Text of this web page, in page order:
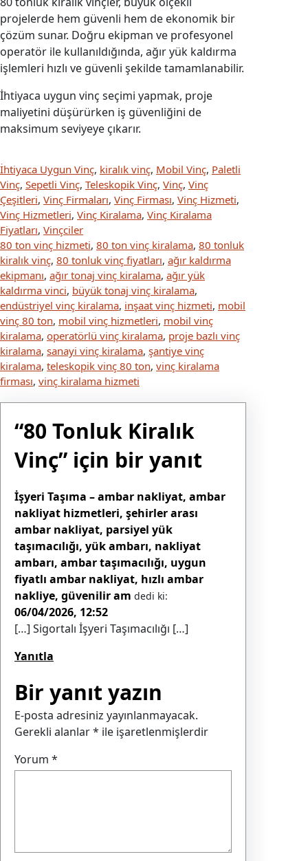
projelerde hem güvenli hem de ekonomik bir
çözüm sunar. Doğru ekipman ve profesyonel
operatör ile kullanıldığında, ağır yük kaldırma
işlemleri hızlı ve güvenli şekilde tamamlanabilir.
İhtiyaca uygun vinç seçimi yapmak, proje
maliyetini düşürürken iş güvenliğini de
maksimum seviyeye çıkarır.
İhtiyaca Uygun Vinç, kiralık vinç, Mobil Vinç, Paletli
Vinç, Sepetli Vinç, Teleskopik Vinç, Vinç, Vinç
Çeşitleri, Vinç Firmaları, Vinç Firması, Vinç Hizmeti
Vinç Hizmetleri, Vinç Kiralama, Vinç Kiralama
Fiyatları, Vinçciler
80 ton vinç hizmeti, 80 ton vinç kiralama, 80 tonluk
kiralık vinç, 80 tonluk vinç fiyatları, ağır kaldırma
ekipmanı, ağır tonaj vinç kiralama, ağır yük
kaldırma vinci, büyük tonaj vinç kiralama
endüstriyel vinç kiralama, inşaat vinç hizmeti, mobil
vinç 80 ton, mobil vinç hizmetleri, mobil vinç
kiralama, operatörlü vinç kiralama, proje bazlı vinç
kiralama, sanayi vinç kiralama, şantiye vinç
kiralama, teleskopik vinç 80 ton, vinç kiralama
firması, vinç kiralama hizmeti
“80 Tonluk Kiralık
Vinç” için bir yanıt
İşyeri Taşıma – ambar nakliyat, ambar
nakliyat hizmetleri, şehirler arası
ambar nakliyat, parsiyel yük
taşımacılığı, yük ambarı, nakliyat
ambarı, ambar taşımacılığı, uygun
fiyatlı ambar nakliyat, hızlı ambar
nakliye, güvenilir am dedi ki:
06/04/2026, 12:52
[…] Sigortalı İşyeri Taşımacılığı […]
Yanıtla
Bir yanıt yazın
E-posta adresiniz yayınlanmayacak.
Gerekli alanlar* ile işaretlenmişlerdir
Yorum *